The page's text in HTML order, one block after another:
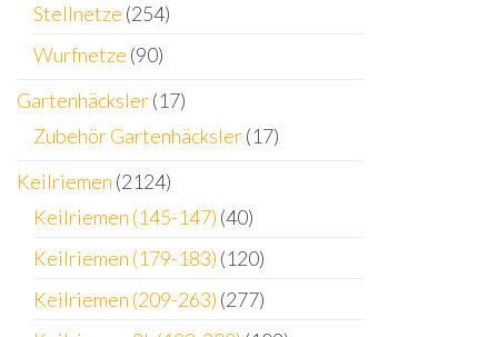
Stellnetze (254)
Wurfnetze (90)
Gartenhäcksler(17)
Zubehör Gartenhäcksler(17)
Keilriemen (2124)
Keilriemen (145-147) (40)
Keilriemen (179-183) (120)
Keilriemen (209-263) (277)